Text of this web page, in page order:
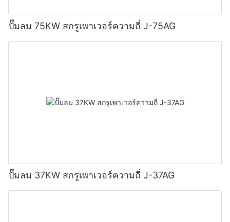
ปั๊มลม 75KW สกรูเพาเวอร์ความถี่ J-75AG
ปั๊มลม 37KW สกรูเพาเวอร์ความถี่ J-37AG